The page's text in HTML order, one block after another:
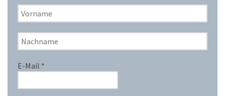
E-Mail *